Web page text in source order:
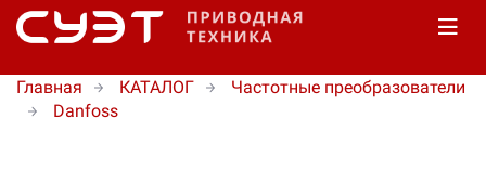
Главная КАТАЛОГ
Частотные преобразователи
Danfoss